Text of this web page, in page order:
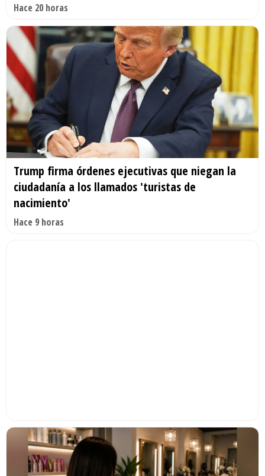
Hace 20 horas
Trump firma órdenes ejecutivas que niegan la
ciudadanía a los llamados 'turistas de
nacimiento'
Hace 9 horas